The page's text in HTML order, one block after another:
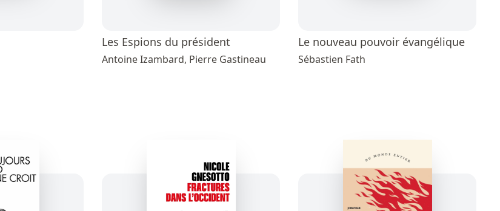
Les Espions du président
Antoine Izambard, Pierre Gastineau
Le nouveau pouvoir évangélique
Sébastien Fath